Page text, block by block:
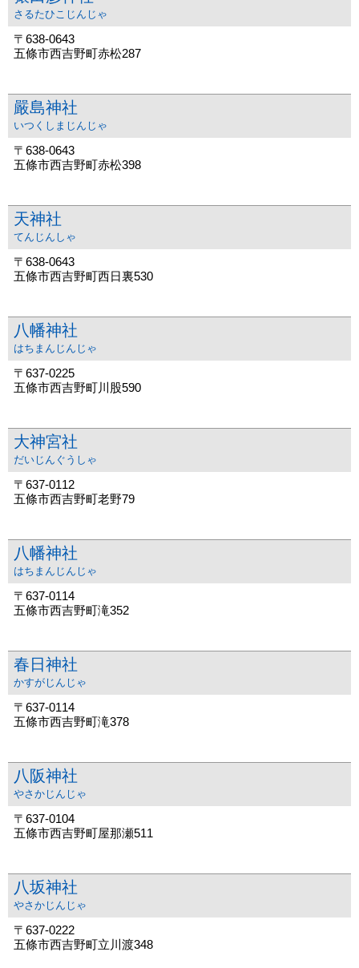
さるたひこじんじゃ
〒638-0643
五條市西吉野町赤松287
嚴島神社
いつくしまじんじゃ
〒638-0643
五條市西吉野町赤松398
天神社
てんじんしゃ
〒638-0643
五條市西吉野町西日裏530
八幡神社
はちまんじんじゃ
〒637-0225
五條市西吉野町川股590
大神宮社
だいじんぐうしゃ
〒637-0112
五條市西吉野町老野79
八幡神社
はちまんじんじゃ
〒637-0114
五條市西吉野町滝352
春日神社
かすがじんじゃ
〒637-0114
五條市西吉野町滝378
八阪神社
やさかじんじゃ
〒637-0104
五條市西吉野町屋那瀬511
八坂神社
やさかじんじゃ
〒637-0222
五條市西吉野町立川渡348